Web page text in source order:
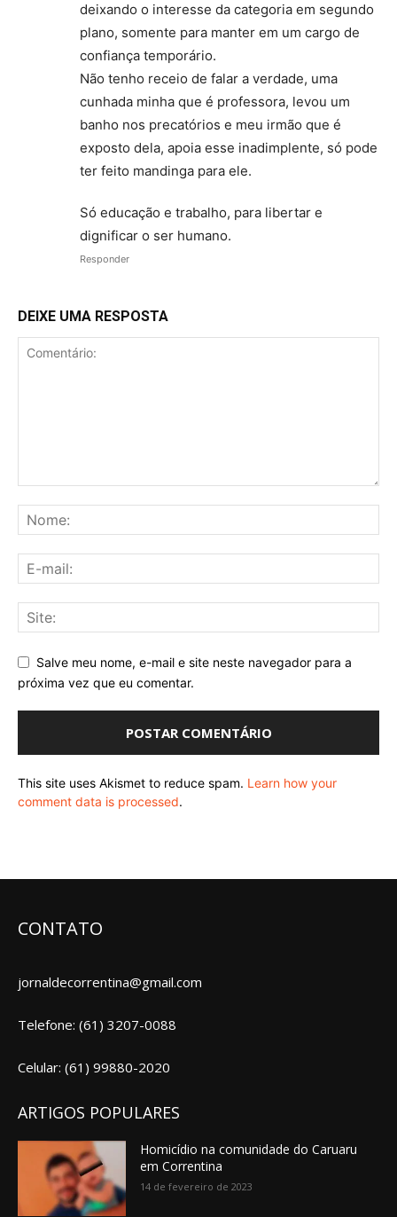
deixando o interesse da categoria em segundo
plano, somente para manter em um cargo de
confiança temporário.
Não tenho receio de falar a verdade, uma
cunhada minha que é professora, levou um
banho nos precatórios e meu irmão que é
exposto dela, apoia esse inadimplente, só pode
ter feito mandinga para ele.
Só educação e trabalho, para libertar e
dignificar o ser humano.
Responder
DEIXE UMA RESPOSTA
Salve meu nome, e-mail e site neste navegador para a
próxima vez que eu comentar.
This site uses Akismet to reduce spam. Learn how your
comment data is processed.
CONTATO
jornaldecorrentina@gmail.com
Telefone: (61) 3207-0088
Celular: (61) 99880-2020
ARTIGOS POPULARES
Homicídio na comunidade do Caruaru
em Correntina
14 de fevereiro de 2023